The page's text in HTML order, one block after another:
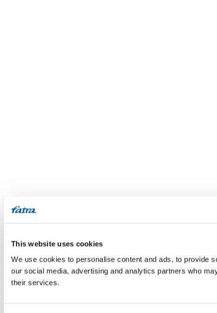
This website uses cookies
We use cookies to personalise content and ads, to provide
our social media, advertising and analytics partners who
their services.